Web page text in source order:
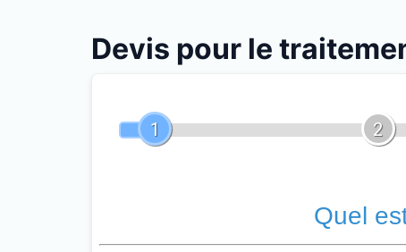
Devis pour le
1 2
Quel